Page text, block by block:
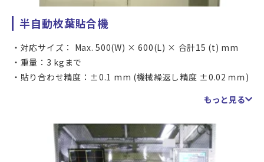
半自動枚葉貼合機
対応サイズ： Max. 500(W) × 600(L) × 合計15 (t) mm
重量：3 kgまで
貼り合わせ精度：±0.1 mm (機械繰返し精度 ±0.02 ｍｍ)
大気圧下でローラーによりフィルムを貼り付ける半自動枚葉
最大500 × 600mmのワークに対して、カメラアライメント
により±0.1mmの高精度貼り付けを行うことができます。
もっと見る